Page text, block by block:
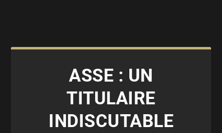
ASSE : UN
TITULAIRE
INDISCUTABLE